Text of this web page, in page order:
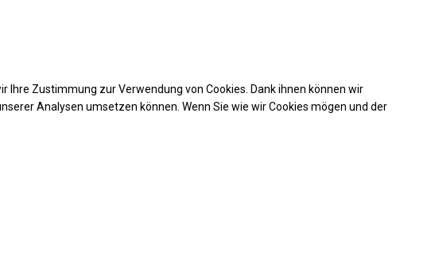
Laden Sie das PDF -Angebot herunter
Zustimmung zur Verwendung von Cookies. Dank ihnen können wir
Analysen umsetzen können. Wenn Sie wie wir Cookies mögen und der